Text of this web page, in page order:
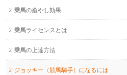
乗馬の癒やし効果
乗馬ライセンスとは
乗馬の上達方法
ジョッキー（競馬騎手）になるには